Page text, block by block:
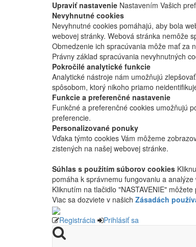
Upraviť nastavenie Nastavením Vašich
Nevyhnutné cookies
Nevyhnutné cookies pomáhajú, aby bola
webovej stránky. Webová stránka nemôže
Obmedzenie ich spracúvania môže mať za
Právny základ spracúvania nevyhnutných
Pokročilé analytické funkcie
Analytické nástroje nám umožňujú
spôsobom, ktorý nikoho priamo
Funkcie a preferenčné nastavenie
Funkčné a preferenčné cookies umožňujú
preferencie.
Personalizované ponuky
Vďaka týmto cookies Vám môžeme
zistených na našej webovej stránke.
Súhlas s použitím súborov cookies
pomáha k správnemu fungovaniu a
Kliknutím na tlačidlo "NASTAVENIE"
Viac sa dozviete v našich Zásadách
Registrácia Prihlásiť sa